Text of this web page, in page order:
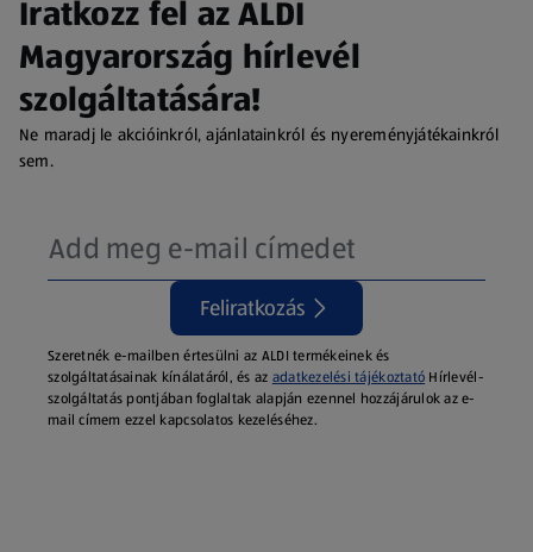
Iratkozz fel az ALDI
Magyarország hírlevél
szolgáltatására!
Ne maradj le akcióinkról, ajánlatainkról és nyereményjátékainkról
sem.
Feliratkozás
Szeretnék e-mailben értesülni az ALDI termékeinek és
szolgáltatásainak kínálatáról, és az adatkezelési tájékoztató Hírlevél-
szolgáltatás pontjában foglaltak alapján ezennel hozzájárulok az e-
mail címem ezzel kapcsolatos kezeléséhez.